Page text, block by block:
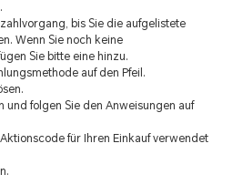
bis Sie die aufgelistete
Wenn Sie noch keine
Sie bitte eine hinzu.
auf den Pfeil.
und folgen Sie den Anweisungen auf
für Ihren Einkauf verwendet